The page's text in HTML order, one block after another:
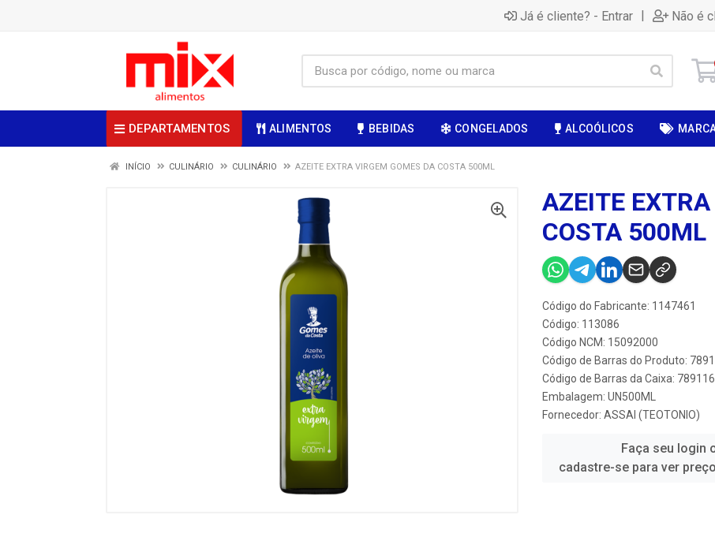
Já é cliente? - Entrar | Não é
DEPARTAMENTOS ALIMENTOS BEBIDAS CONGELADOS ALCOÓLICOS
INÍCIO CULINÁRIO CULINÁRIO AZEITE EXTRA VIRGEM GOMES DA COSTA 500ML
AZEITE
COSTA 500ML
Código do Fabricante: 1147461
Código: 113086
Código NCM: 15092000
Código de Barras do Produto:
Código de Barras da Caixa:
Embalagem: UN500ML
Fornecedor: ASSAI (TEOTONIO)
Faça seu login
cadastre-se para ver